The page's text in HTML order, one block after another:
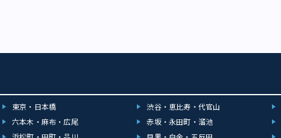
東京・日本橋 渋谷・恵比寿・代官山
六本木・麻布・広尾 赤坂・永田町・溜池